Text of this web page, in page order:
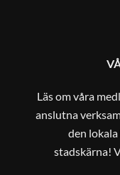
Läs om våra
anslutna
den
stadskärna!